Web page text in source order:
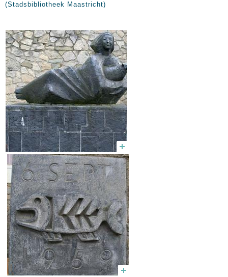
(Stadsbibliotheek Maastricht)